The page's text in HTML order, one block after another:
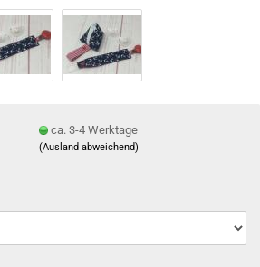
ca. 3-4 Werktage
(Ausland abweichend)